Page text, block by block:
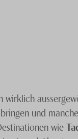
und
wie